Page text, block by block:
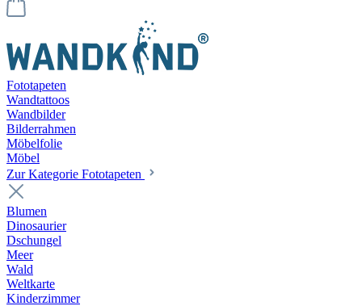
Fototapeten
Wandtattoos
Wandbilder
Bilderrahmen
Möbelfolie
Möbel
Zur Kategorie Fototapeten
Blumen
Dinosaurier
Dschungel
Meer
Wald
Weltkarte
Kinderzimmer